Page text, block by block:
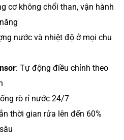
cơ không chổi than, vận hành
nước và nhiệt độ ở mọi chu
: Tự động điều chỉnh theo
rò rỉ nước 24/7
thời gian rửa lên đến 60%